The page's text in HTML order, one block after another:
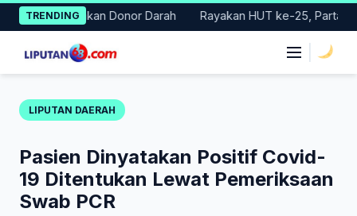
Skip
to
content
TRENDING
Gerakan Donor Darah Rayakan HUT ke-25, Partai
LIPUTAN DAERAH
Pasien Dinyatakan Positif Covid-
19 Ditentukan Lewat Pemeriksaan
Swab PCR